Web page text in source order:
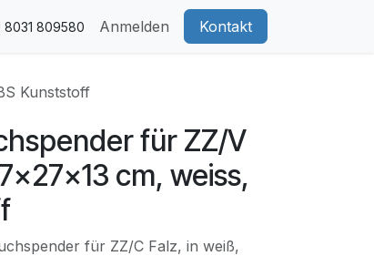
8031 809580 Anmelden Kontakt
Kunststoff
für ZZ/V
cm, weiss,
für ZZ/C Falz, in weiß,